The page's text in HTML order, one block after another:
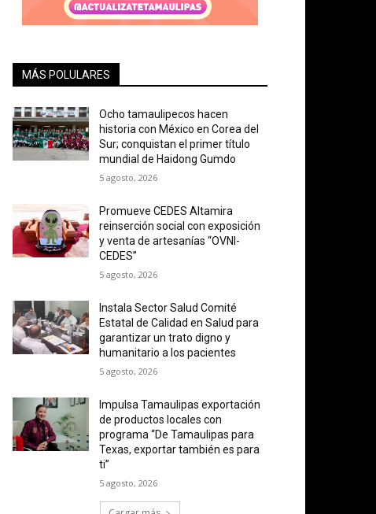
MÁS POLULARES
Ocho tamaulipecos hacen
historia con México en Corea del
Sur; conquistan el primer título
mundial de Haidong Gumdo
5 agosto, 2026
Promueve CEDES Altamira
reinserción social con exposición
y venta de artesanías “OVNI-
CEDES”
5 agosto, 2026
Instala Sector Salud Comité
Estatal de Calidad en Salud para
garantizar un trato digno y
humanitario a los pacientes
5 agosto, 2026
Impulsa Tamaulipas exportación
de productos locales con
programa “De Tamaulipas para
Texas, exportar también es para
ti”
5 agosto, 2026